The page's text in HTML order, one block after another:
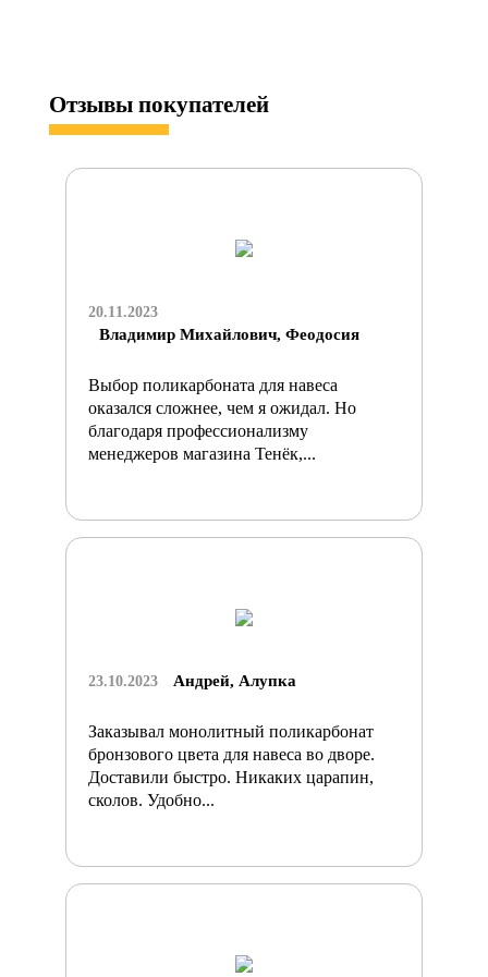
Отзывы покупателей
20.11.2023
Владимир Михайлович, Феодосия
Выбор поликарбоната для навеса
оказался сложнее, чем я ожидал. Но
благодаря профессионализму
менеджеров магазина Тенёк,...
23.10.2023 Андрей, Алупка
Заказывал монолитный поликарбонат
бронзового цвета для навеса во дворе.
Доставили быстро. Никаких царапин,
сколов. Удобно...